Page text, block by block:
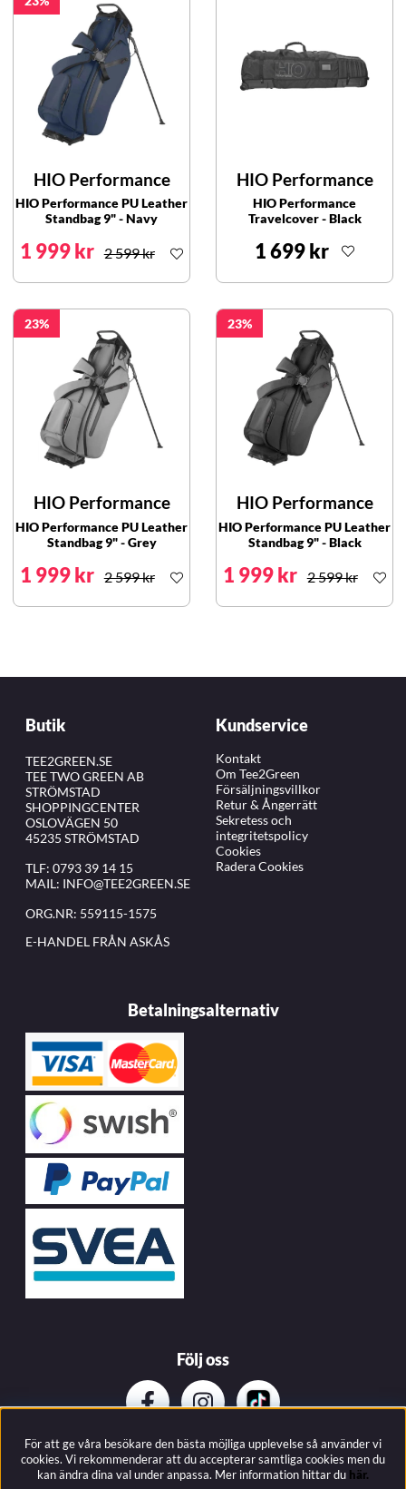
HIO Performance
HIO Performance PU Leather
Standbag 9" - Navy
1 999 kr 2 599 kr
HIO Performance
HIO Performance
Travelcover - Black
1 699 kr
23
HIO Performance
HIO Performance PU Leather
Standbag 9" - Grey
1 999 kr 2 599 kr
23
HIO Performance
HIO Performance PU Leather
Standbag 9" - Black
1 999 kr 2 599 kr
Butik
TEE2GREEN.SE
TEE TWO GREEN AB
STRÖMSTAD
SHOPPINGCENTER
OSLOVÄGEN 50
45235 STRÖMSTAD
TLF: 0793 39 14 15
MAIL: INFO@TEE2GREEN.SE
ORG.NR: 559115-1575
E-HANDEL FRÅN ASKÅS
Kundservice
Kontakt
Om Tee2Green
Försäljningsvillkor
Retur & Ångerrätt
Sekretess och
integritetspolicy
Cookies
Radera Cookies
Betalningsalternativ
Följ oss
Prenumerera på vårat nyhetsbrev
För att ge våra besökare den bästa möjliga upplevelse så använder vi
cookies. Vi rekommenderar att du accepterar samtliga cookies men du
kan ändra dina val under anpassa. Mer information hittar du här.